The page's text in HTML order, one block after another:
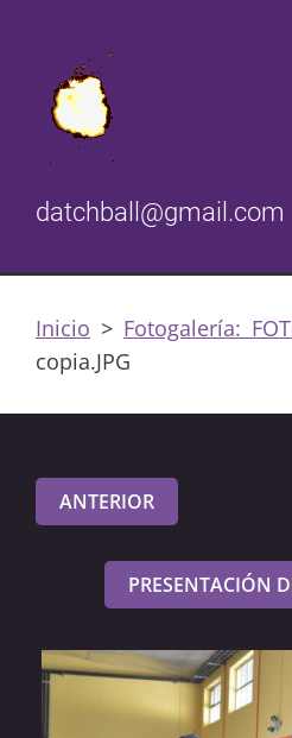
datchball@gmail.com
Inicio > Fotogalería:
copia.JPG
ANTERIOR
PRESENTACIÓN